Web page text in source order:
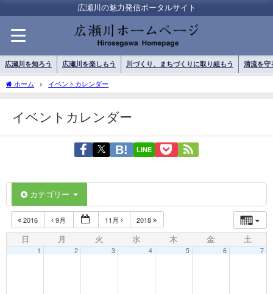
広瀬川の魅力発信ポータルサイト
広瀬川を知ろう 広瀬川を楽しもう 川づくり、まちづくりに取り組もう 清流を守
ホーム イベントカレンダー
イベントカレンダー
LINE
カテゴリー
2016 9月 11月 2018
日 月 火 水 木 金 土
1 2 3 4 5 6 7